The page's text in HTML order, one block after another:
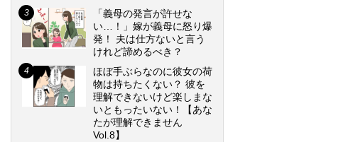
「義母の発言が許せな
い…！」嫁が義母に怒り爆
発！ 夫は仕方ないと言う
けれど諦めるべき？
ほぼ手ぶらなのに彼女の荷
物は持ちたくない？ 彼を
理解できないけど楽しまな
いともったいない！【あな
たが理解できません
Vol.8】